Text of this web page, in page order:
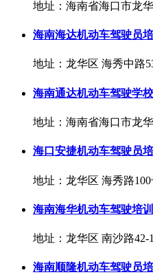
地址：海南省海口市龙
海南海达机动车驾驶员
地址：龙华区 海秀中路
海南通达机动车驾驶学
地址：海南省海口市龙
海口安捷机动车驾驶员
地址：龙华区 海秀路
海南海华机动车驾驶培
地址：龙华区 南沙路42-
海南顺隆机动车驾驶员